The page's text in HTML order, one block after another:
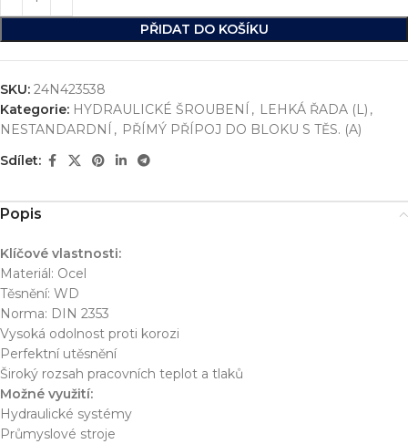
PŘIDAT DO KOŠÍKU
SKU: 24N423538
Kategorie: HYDRAULICKÉ ŠROUBENÍ , LEHKÁ ŘADA (L) ,
NESTANDARDNÍ , PŘÍMÝ PŘÍPOJ DO BLOKU S TĚS. (A)
Sdílet:
Popis
Klíčové vlastnosti:
Materiál: Ocel
Těsnění: WD
Norma: DIN 2353
Vysoká odolnost proti korozi
Perfektní utěsnění
Široký rozsah pracovních teplot a tlaků
Možné využití:
Hydraulické systémy
Průmyslové stroje